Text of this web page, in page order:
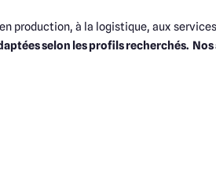
production, à la logistique, aux
selon les profils recherchés.